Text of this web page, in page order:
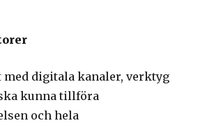
med digitala kanaler, verktyg
kunna tillföra
och hela